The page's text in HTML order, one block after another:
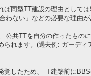
同型TT建設の理由としては
わない」などの必要な理由
公共TTを自分の作ったも
られます。(過去例: ガーディ
覚したため、TT建築前に